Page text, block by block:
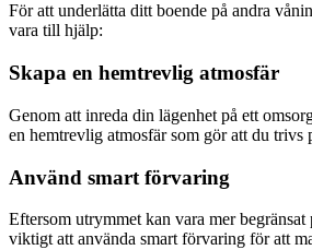
För att underlätta ditt boende på andra
vara till hjälp:
Skapa en hemtrevlig atmosfär
Genom att inreda din lägenhet på ett
en hemtrevlig atmosfär som gör att du trivs
Använd smart förvaring
Eftersom utrymmet kan vara mer
viktigt att använda smart förvaring för att